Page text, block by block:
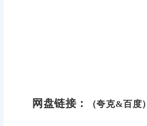
网盘链接： （夸克&百度）